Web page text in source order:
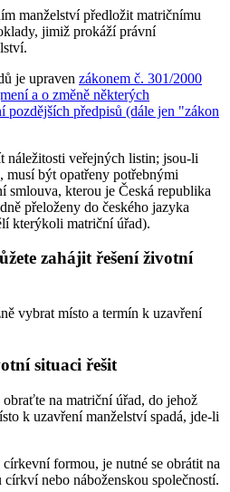
manželství předložit matričnímu
jimiž prokáží právní
je upraven zákonem č. 301/2000
a o změně některých
pozdějších předpisů (dále jen "zákon
náležitosti veřejných listin; jsou-li
musí být opatřeny potřebnými
smlouva, kterou je Česká republika
přeloženy do českého jazyka
kterýkoli matriční úřad).
zahájit řešení životní
vybrat místo a termín k uzavření
situaci řešit
na matriční úřad, do jehož
k uzavření manželství spadá, jde-li
formou, je nutné se obrátit na
nebo náboženskou společností.